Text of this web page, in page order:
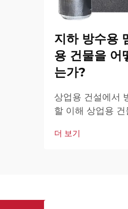
지하 방수용
용 건물을 어
는가?
상업용 건설에서
할 이해 상업용
요한 중요한 투자
더 보기